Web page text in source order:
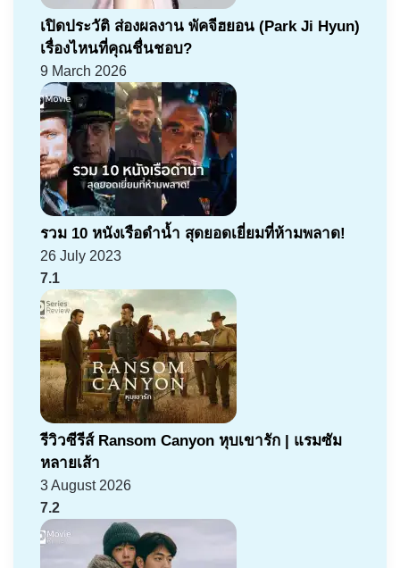
เปิดประวัติ ส่องผลงาน พัคจีฮยอน (Park Ji Hyun)
เรื่องไหนที่คุณชื่นชอบ?
9 March 2026
รวม 10 หนังเรือดำน้ำ สุดยอดเยี่ยมที่ห้ามพลาด!
26 July 2023
7.1
รีวิวซีรีส์ Ransom Canyon หุบเขารัก | แรมซัม
หลายเส้า
3 August 2026
7.2